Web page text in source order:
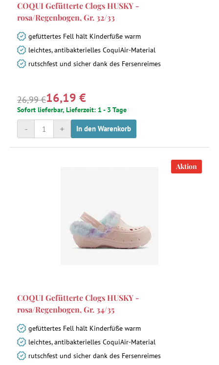
COQUI Gefütterte Clogs HUSKY -
rosa/Regenbogen, Gr. 32/33
gefüttertes Fell hält Kinderfüße warm
leichtes, antibakterielles CoquiAir-Material
rutschfest und sicher dank des Fersenreimes
26,99 €16,19 €
Sofort lieferbar, Lieferzeit: 1 - 3 Tage
+
- In den Warenkorb
Aktion
COQUI Gefütterte Clogs HUSKY -
rosa/Regenbogen, Gr. 34/35
gefüttertes Fell hält Kinderfüße warm
leichtes, antibakterielles CoquiAir-Material
rutschfest und sicher dank des Fersenreimes